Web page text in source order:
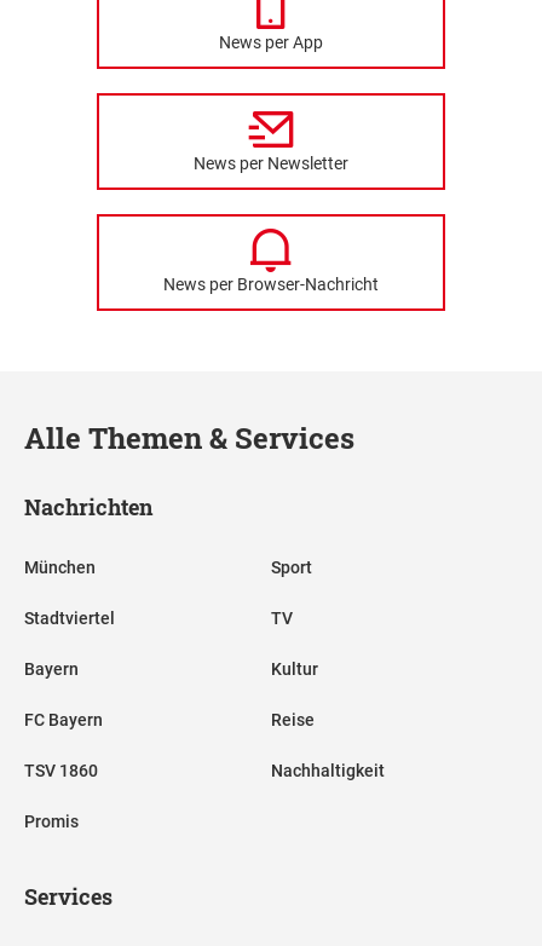
News per App
News per Newsletter
News per Browser-Nachricht
Alle Themen & Services
Nachrichten
München
Stadtviertel
Bayern
FC Bayern
TSV 1860
Promis
Sport
TV
Kultur
Reise
Nachhaltigkeit
Services